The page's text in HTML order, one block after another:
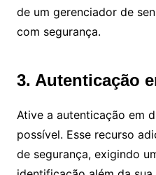
de um gerenciador de
com segurança.
3. Autenticação
Ative a autenticação em
possível. Esse recurso
de segurança, exigindo